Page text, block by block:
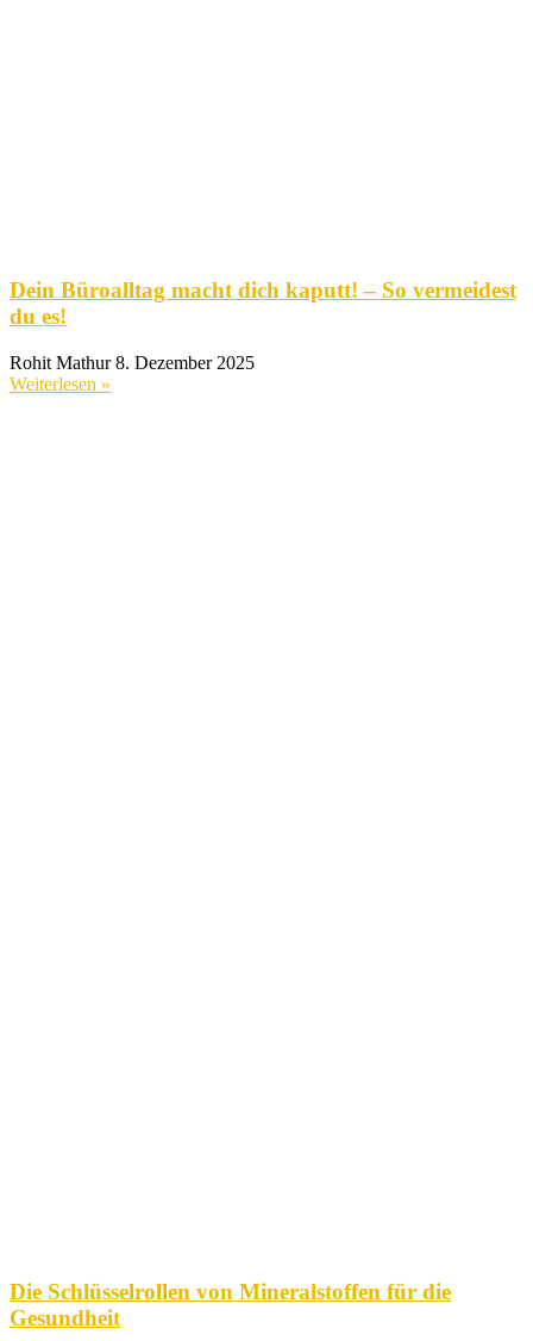
Dein Büroalltag macht dich kaputt! – So vermeidest
du es!
Rohit Mathur8. Dezember 2025
Weiterlesen »
Die Schlüsselrollen von Mineralstoffen für die
Gesundheit